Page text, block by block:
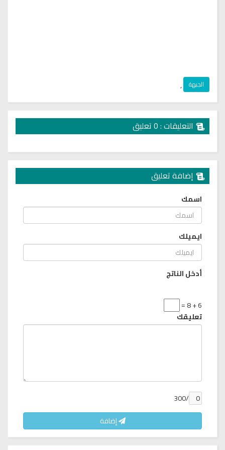
الجبهة ,
التعليقات : 0 تعليق
إضافة تعليق
اسمك
ايميلك
أدخل الناتج
6 + 8 =
تعليقك
/300
إضافة